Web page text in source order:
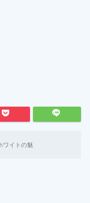
ワイトの魅